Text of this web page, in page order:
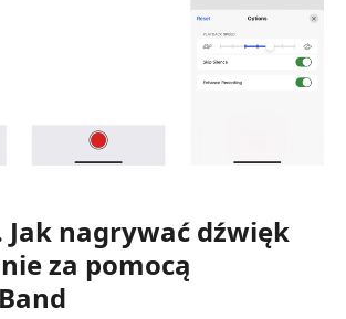
Jak nagrywać dźwięk
za pomocą